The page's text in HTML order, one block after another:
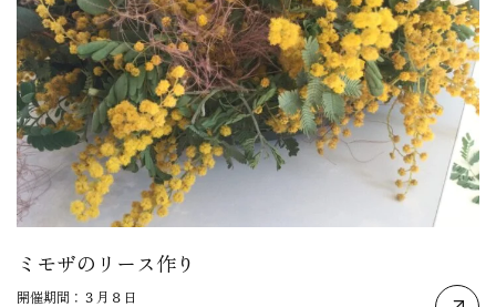
ミモザのリース作り
開催期間：３月８日